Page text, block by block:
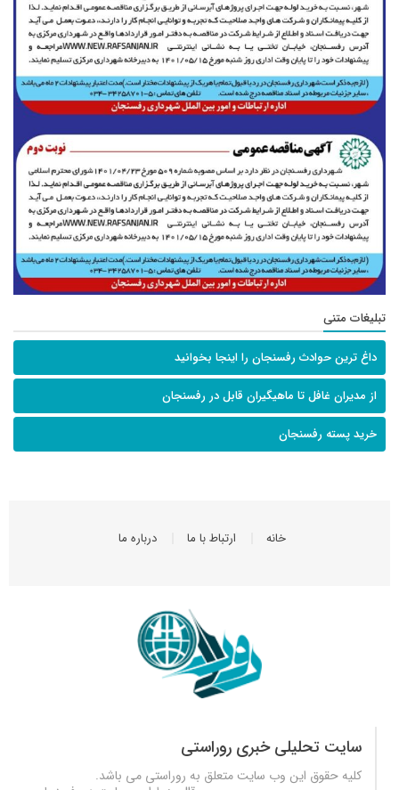
تبلیغات متنی
داغ ترین حوادث رفسنجان را اینجا بخوانید
از مدیران غافل تا ماهیگیران قابل در رفسنجان
خرید پسته رفسنجان
خانه ارتباط با ما درباره ما
سایت تحلیلی خبری روراستی
کلیه حقوق این وب سایت متعلق به روراستی می باشد.